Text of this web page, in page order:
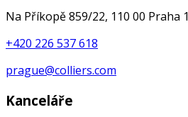
Na Příkopě 859/22, 110 00 Praha 1
+420 226 537 618
prague@colliers.com
Kanceláře